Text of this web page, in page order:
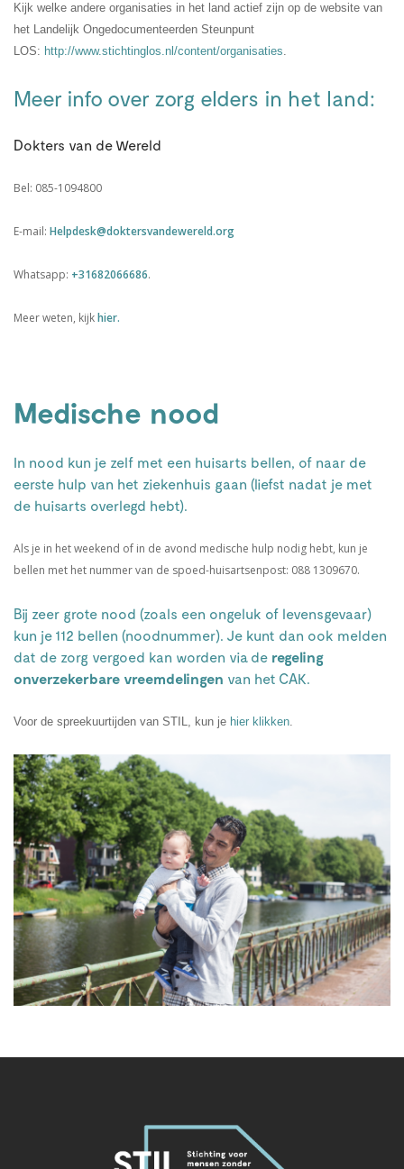
Kijk welke andere organisaties in het land actief zijn op de website van
het Landelijk Ongedocumenteerden Steunpunt
LOS: http://www.stichtinglos.nl/content/organisaties.
Meer info over zorg elders in het land:
Dokters van de Wereld
Bel: 085-1094800
E-mail: Helpdesk@doktersvandewereld.org
Whatsapp: +31682066686.
Meer weten, kijkhier.
Medische nood
In nood kun je zelf met een huisarts bellen, of naar de
eerste hulp van het ziekenhuis gaan (liefst nadat je met
de huisarts overlegd hebt).
Als je in het weekend of in de avond medische hulp nodig hebt, kun je
bellen met het nummer van de spoed-huisartsenpost: 088 1309670.
Bij zeer grote nood (zoals een ongeluk of levensgevaar)
kun je 112 bellen (noodnummer). Je kunt dan ook melden
dat de zorg vergoed kan worden via de regeling
onverzekerbare vreemdelingen van het CAK.
Voor de spreekuurtijden van STIL, kun je hier klikken.